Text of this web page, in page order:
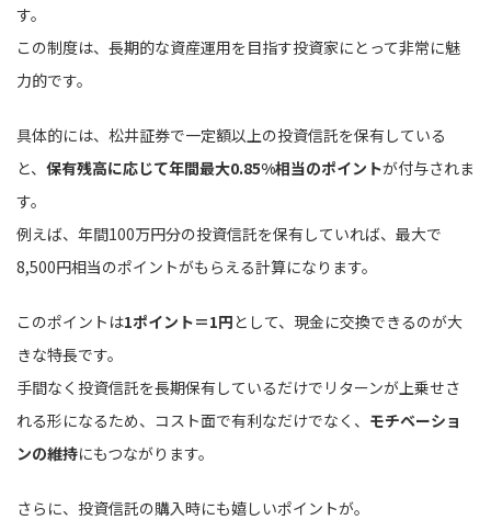
す。
この制度は、長期的な資産運用を目指す投資家にとって非常に魅
力的です。
具体的には、松井証券で一定額以上の投資信託を保有している
と、 保有残高に応じて年間最大0.85%相当のポイントが付与されま
す。
例えば、年間100万円分の投資信託を保有していれば、最大で
8,500円相当のポイントがもらえる計算になります。
このポイントは1ポイント＝1円として、現金に交換できるのが大
きな特長です。
手間なく投資信託を長期保有しているだけでリターンが上乗せさ
れる形になるため、コスト面で有利なだけでなく、 モチベーショ
ンの維持にもつながります。
さらに、投資信託の購入時にも嬉しいポイントが。